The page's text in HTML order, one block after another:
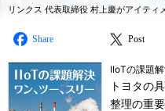
リンクス 代表取締役 村上慶がアイティ
Share Post
IIoTの課題
トヨタの
整理の重